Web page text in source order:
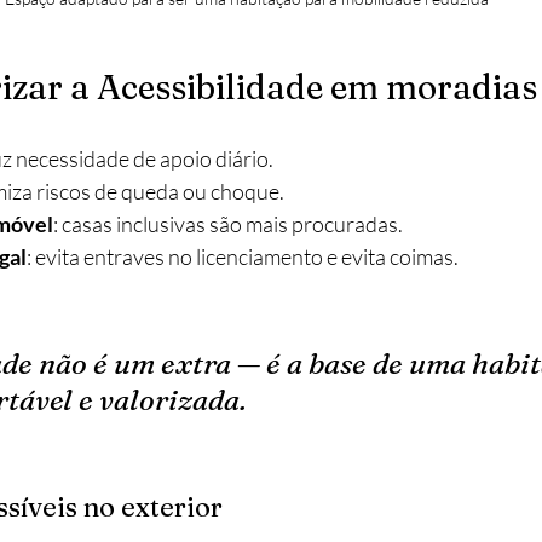
a Acessibilidade em moradias
necessidade de apoio diário.
riscos de queda ou choque.
: casas inclusivas são mais procuradas.
: evita entraves no licenciamento e evita coimas.
não é um extra — é a base de uma
e valorizada.
no exterior